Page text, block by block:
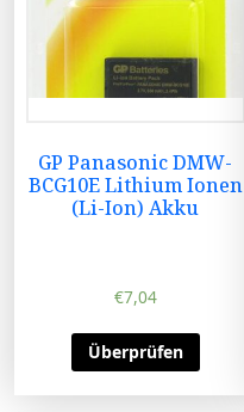
GP Panasonic DMW-
BCG10E Lithium Ionen
(Li-Ion) Akku
€7,04
Überprüfen